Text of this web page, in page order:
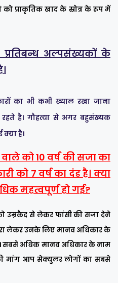
को प्राकृतिक खाद के स्रोत्र के रूप में
अल्पसंख्यकों के
का भी कभी ख्याल रखा जाना
है। गौहत्या से अगर बहुसंख्यक
क्या है।
को 10 वर्ष की सजा का
को 7 वर्ष का दंड है। क्या
महत्वपूर्ण हो गई?
उम्रकैद से लेकर फांसी की सजा देने
लेकर उनके लिए मानव अधिकार के
सबसे अधिक मानव अधिकार के नाम
की मांग आप सेक्युलर लोगों का सबसे